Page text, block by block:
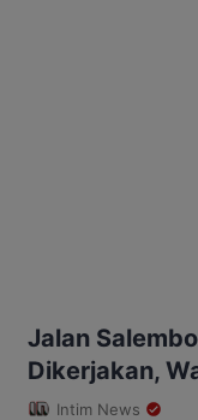
Jalan
Dikerjakan,
Intim News